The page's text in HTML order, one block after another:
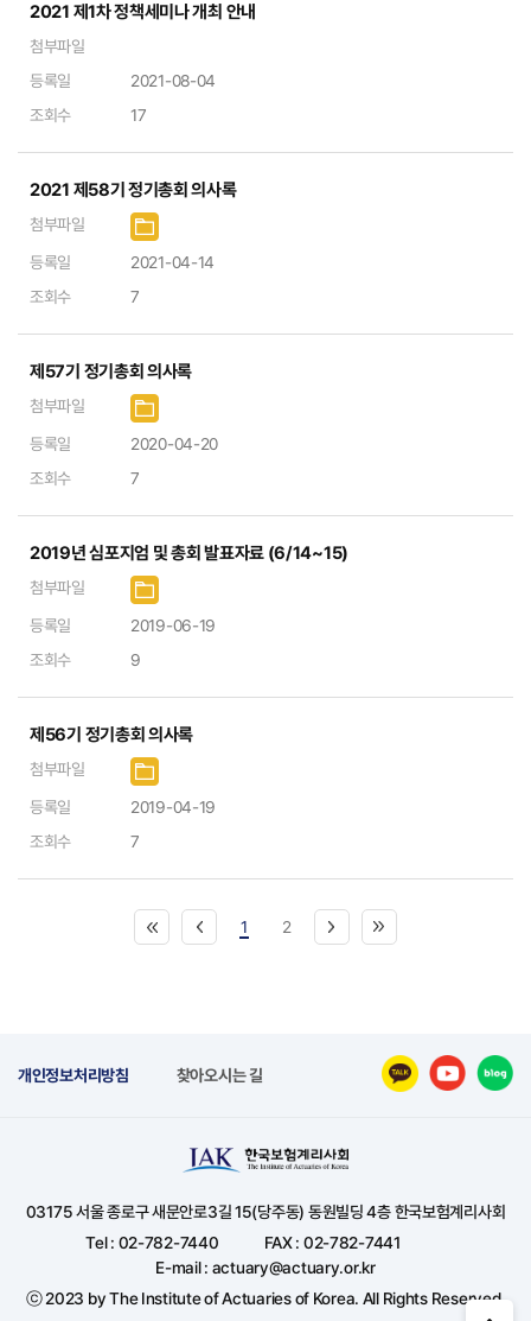
2021 제1차 정책세미나 개최 안내
첨부파일
등록일
2021-08-04
조회수
17
2021 제58기 정기총회 의사록
첨부파일
등록일
2021-04-14
조회수
7
제57기 정기총회 의사록
첨부파일
등록일
2020-04-20
조회수
7
2019년 심포지엄 및 총회 발표자료 (6/14~15)
첨부파일
등록일
2019-06-19
조회수
9
제56기 정기총회 의사록
첨부파일
등록일
2019-04-19
조회수
7
1 2
개인정보처리방침 찾아오시는 길
03175 서울 종로구 새문안로3길 15(당주동) 동원빌딩 4층 한국보험계리사회
Tel : 02-782-7440
FAX : 02-782-7441
E-mail : actuary@actuary.or.kr
ⓒ 2023 by The Institute of Actuaries of Korea. All Rights Reserved.